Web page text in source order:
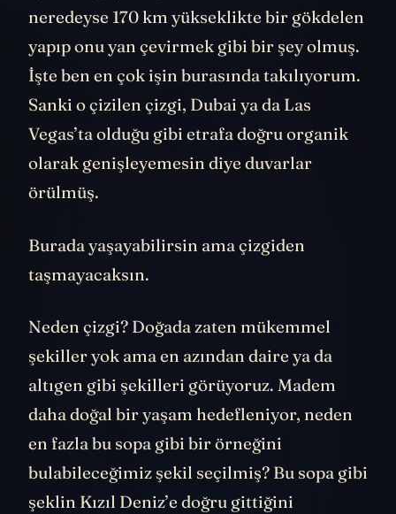
neredeyse 170 km yükseklikte bir gökdelen
yapıp onu yan çevirmek gibi bir şey olmuş.
İşte ben en çok işin burasında takılıyorum.
Sanki o çizilen çizgi, Dubai ya da Las
Vegas’ta olduğu gibi etrafa doğru organik
olarak genişleyemesin diye duvarlar
örülmüş.
Burada yaşayabilirsin ama çizgiden
taşmayacaksın.
Neden çizgi? Doğada zaten mükemmel
şekiller yok ama en azından daire ya da
altıgen gibi şekilleri görüyoruz. Madem
daha doğal bir yaşam hedefleniyor, neden
en fazla bu sopa gibi bir örneğini
bulabileceğimiz şekil seçilmiş? Bu sopa gibi
şeklin Kızıl Deniz’e doğru gittiğini